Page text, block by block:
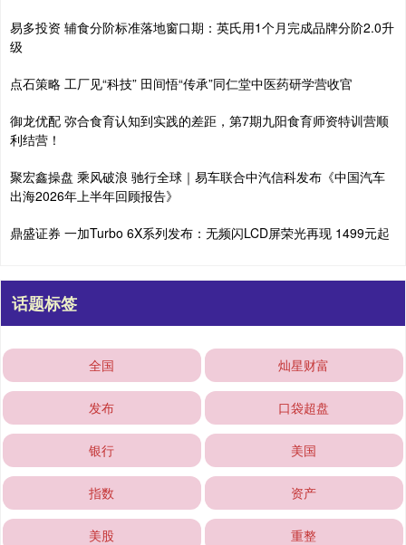
易多投资 辅食分阶标准落地窗口期：英氏用1个月完成品牌分阶2.0升
级
点石策略 工厂见“科技” 田间悟“传承”同仁堂中医药研学营收官
御龙优配 弥合食育认知到实践的差距，第7期九阳食育师资特训营顺
利结营！
聚宏鑫操盘 乘风破浪 驰行全球｜易车联合中汽信科发布《中国汽车
出海2026年上半年回顾报告》
鼎盛证券 一加Turbo 6X系列发布：无频闪LCD屏荣光再现 1499元起
话题标签
全国 灿星财富
发布 口袋超盘
银行 美国
指数 资产
美股 重整